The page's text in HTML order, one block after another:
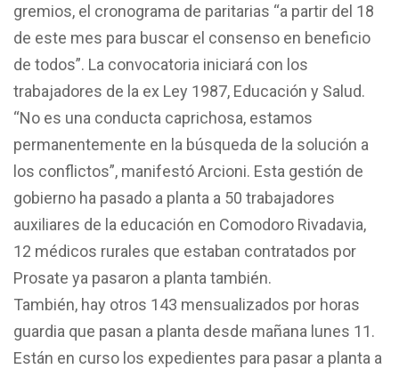
gremios, el cronograma de paritarias “a partir del 18
de este mes para buscar el consenso en beneficio
de todos”. La convocatoria iniciará con los
trabajadores de la ex Ley 1987, Educación y Salud.
“No es una conducta caprichosa, estamos
permanentemente en la búsqueda de la solución a
los conflictos”, manifestó Arcioni. Esta gestión de
gobierno ha pasado a planta a 50 trabajadores
auxiliares de la educación en Comodoro Rivadavia,
12 médicos rurales que estaban contratados por
Prosate ya pasaron a planta también.
También, hay otros 143 mensualizados por horas
guardia que pasan a planta desde mañana lunes 11.
Están en curso los expedientes para pasar a planta a